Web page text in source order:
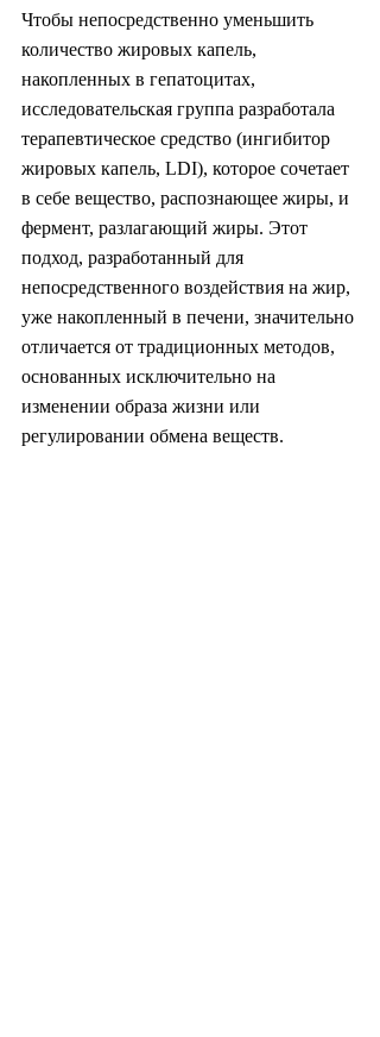
Чтобы непосредственно уменьшить
количество жировых капель,
накопленных в гепатоцитах,
исследовательская группа разработала
терапевтическое средство (ингибитор
жировых капель, LDI), которое сочетает
в себе вещество, распознающее жиры, и
фермент, разлагающий жиры. Этот
подход, разработанный для
непосредственного воздействия на жир,
уже накопленный в печени, значительно
отличается от традиционных методов,
основанных исключительно на
изменении образа жизни или
регулировании обмена веществ.